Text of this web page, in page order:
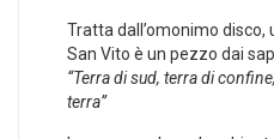
Tratta dall’omonimo disco,
San Vito è un pezzo dai
“Terra di sud, terra di
terra”